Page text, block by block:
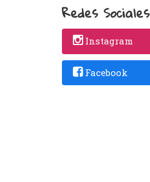
Redes Sociales
Instagram
Facebook